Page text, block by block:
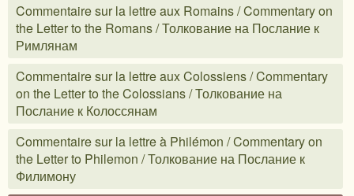
Commentaire sur la lettre aux Romains / Commentary on
the Letter to the Romans / Толкование на Послание к
Римлянам
Commentaire sur la lettre aux Colossiens / Commentary
on the Letter to the Colossians / Толкование на
Послание к Колоссянам
Commentaire sur la lettre à Philémon / Commentary on
the Letter to Philemon / Толкование на Послание к
Филимону